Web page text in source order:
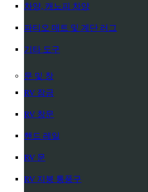
차양, 캐노피 차양
파티오 매트 및 계단 러그
기타 도구
문 및 창
RV 잠금
RV 창문
핸드 레일
RV 문
RV 지붕 통풍구